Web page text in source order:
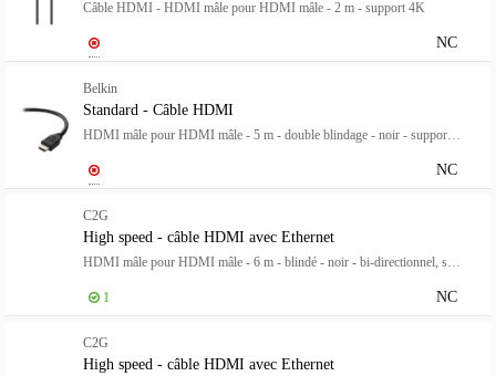
Câble HDMI - HDMI mâle pour HDMI mâle - 2 m - support 4K
NC
Belkin
Standard - Câble HDMI
NC
C2G
High speed - câble HDMI avec Ethernet
NC
1
C2G
High speed - câble HDMI avec Ethernet